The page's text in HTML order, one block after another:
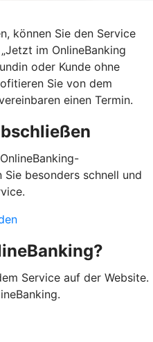
können Sie den Service
im OnlineBanking
oder Kunde ohne
Sie von dem
einen Termin.
besonders schnell und
Service auf der Website.